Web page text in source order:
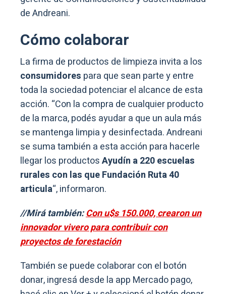
de Andreani.
Cómo colaborar
La firma de productos de limpieza invita a los
consumidores para que sean parte y entre
toda la sociedad potenciar el alcance de esta
acción. “Con la compra de cualquier producto
de la marca, podés ayudar a que un aula más
se mantenga limpia y desinfectada. Andreani
se suma también a esta acción para hacerle
llegar los productosAyudín a 220 escuelas
rurales con las que Fundación Ruta 40
articula“, informaron.
//Mirá también:Con u$s 150.000, crearon un
innovador vivero para contribuir con
proyectos de forestación
También se puede colaborar con el botón
donar, ingresá desde la app Mercado pago,